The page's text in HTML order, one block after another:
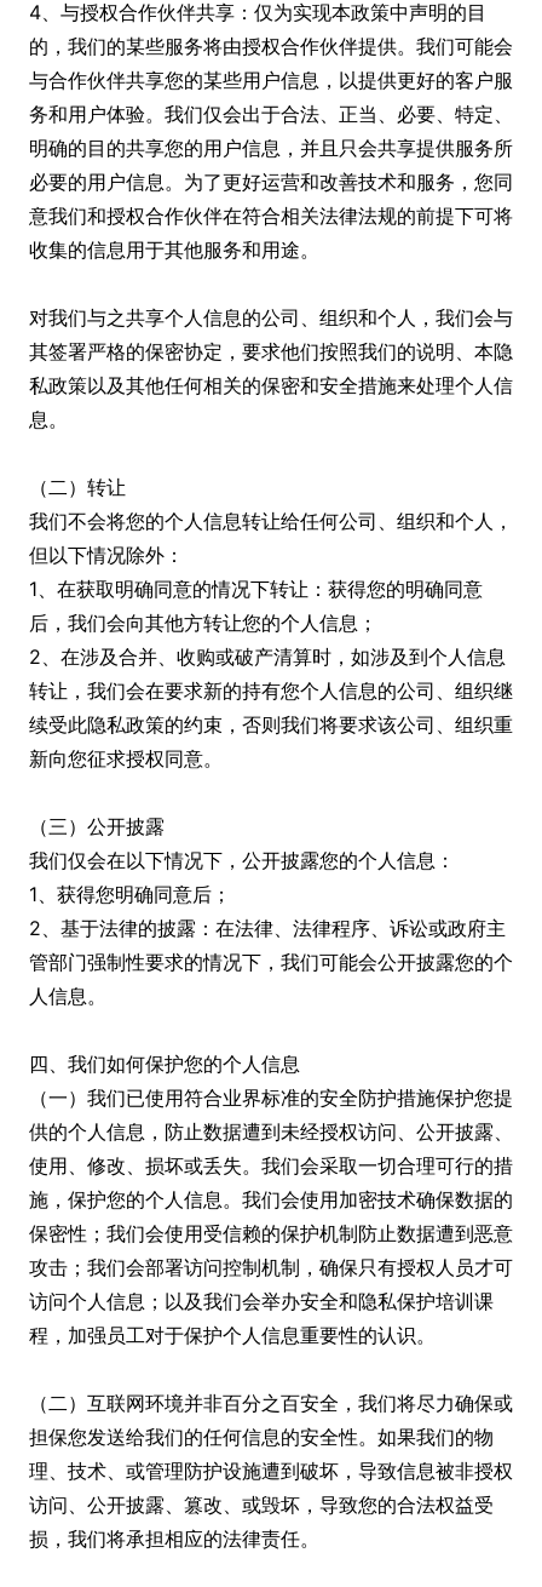
4、与授权合作伙伴共享：仅为实现本政策中声明的目
的，我们的某些服务将由授权合作伙伴提供。我们可能会
与合作伙伴共享您的某些用户信息，以提供更好的客户服
务和用户体验。我们仅会出于合法、正当、必要、特定、
明确的目的共享您的用户信息，并且只会共享提供服务所
必要的用户信息。为了更好运营和改善技术和服务，您同
意我们和授权合作伙伴在符合相关法律法规的前提下可将
收集的信息用于其他服务和用途。
对我们与之共享个人信息的公司、组织和个人，我们会与
其签署严格的保密协定，要求他们按照我们的说明、本隐
私政策以及其他任何相关的保密和安全措施来处理个人信
息。
（二）转让
我们不会将您的个人信息转让给任何公司、组织和个人，
但以下情况除外：
1、在获取明确同意的情况下转让：获得您的明确同意
后，我们会向其他方转让您的个人信息；
2、在涉及合并、收购或破产清算时，如涉及到个人信息
转让，我们会在要求新的持有您个人信息的公司、组织继
续受此隐私政策的约束，否则我们将要求该公司、组织重
新向您征求授权同意。
（三）公开披露
我们仅会在以下情况下，公开披露您的个人信息：
1、获得您明确同意后；
2、基于法律的披露：在法律、法律程序、诉讼或政府主
管部门强制性要求的情况下，我们可能会公开披露您的个
人信息。
四、我们如何保护您的个人信息
（一）我们已使用符合业界标准的安全防护措施保护您提
供的个人信息，防止数据遭到未经授权访问、公开披露、
使用、修改、损坏或丢失。我们会采取一切合理可行的措
施，保护您的个人信息。我们会使用加密技术确保数据的
保密性；我们会使用受信赖的保护机制防止数据遭到恶意
攻击；我们会部署访问控制机制，确保只有授权人员才可
访问个人信息；以及我们会举办安全和隐私保护培训课
程，加强员工对于保护个人信息重要性的认识。
（二）互联网环境并非百分之百安全，我们将尽力确保或
担保您发送给我们的任何信息的安全性。如果我们的物
理、技术、或管理防护设施遭到破坏，导致信息被非授权
访问、公开披露、篡改、或毁坏，导致您的合法权益受
损，我们将承担相应的法律责任。